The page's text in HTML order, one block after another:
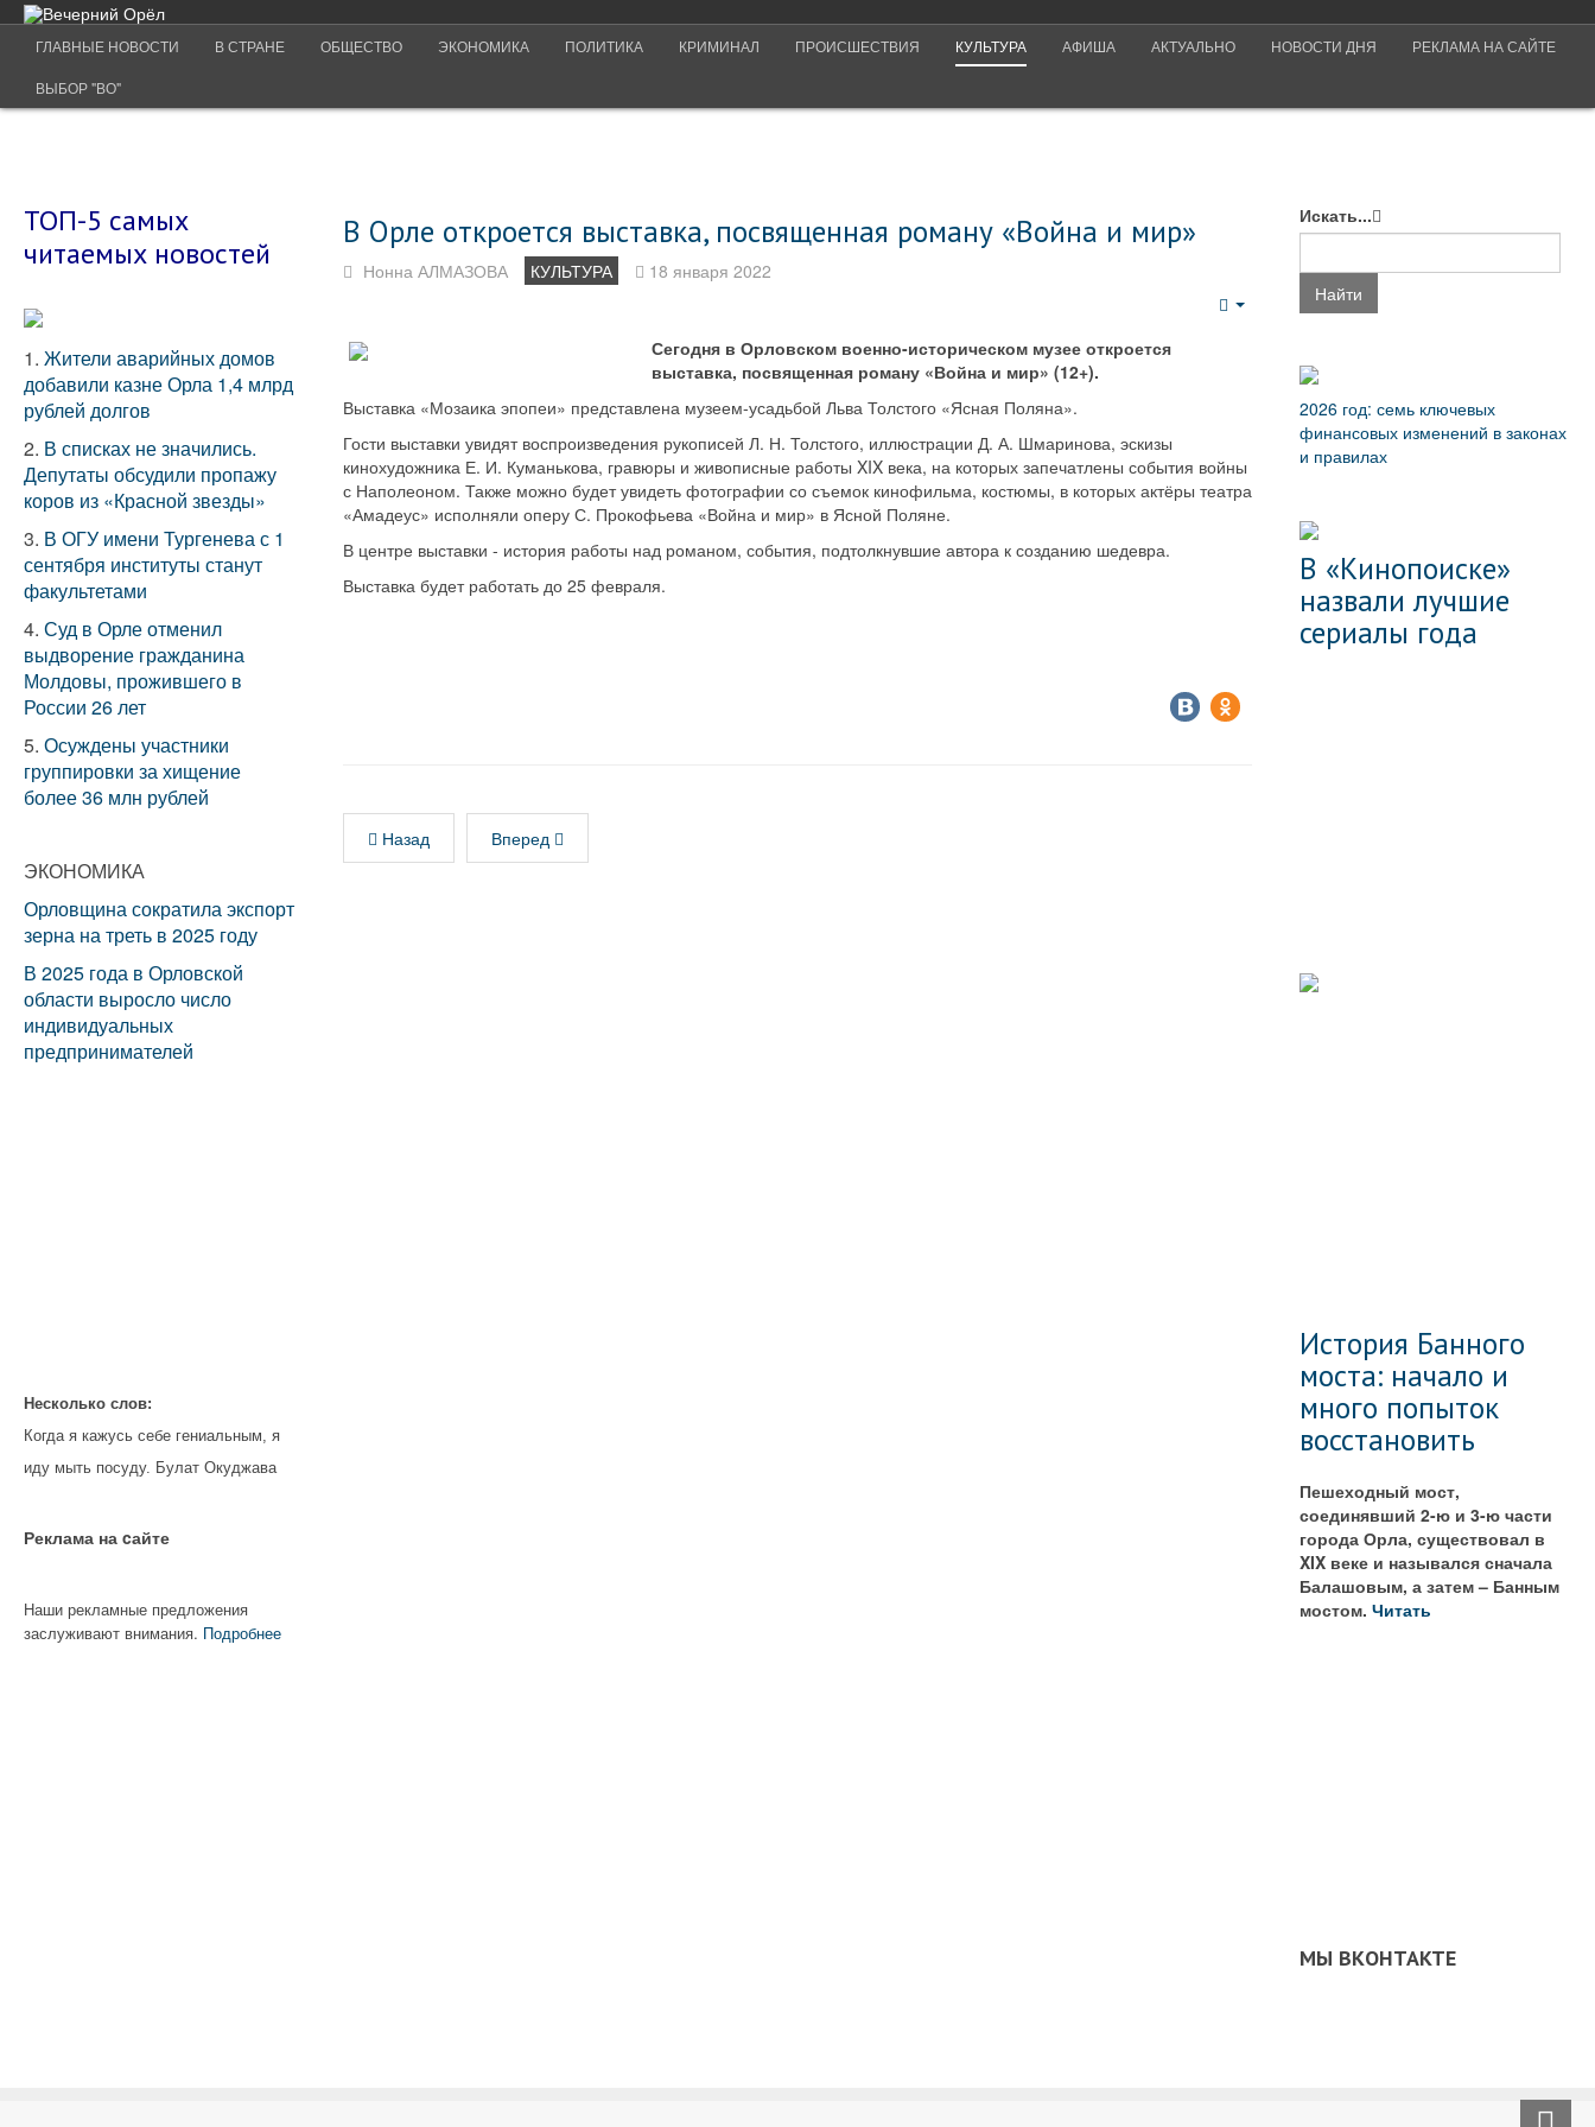
ГЛАВНЫЕ НОВОСТИ В СТРАНЕ ОБЩЕСТВО ЭКОНОМИКА ПОЛИТИКА КРИМИНАЛ ПРОИСШЕСТВИЯ КУЛЬТУРА АФИША АКТУАЛЬНО НОВОСТИ ДНЯ РЕКЛАМА НА САЙТЕ
ВЫБОР "ВО"
В Орле откроется выставка, посвященная роману «Война и мир»
Нонна АЛМАЗОВА КУЛЬТУРА 18 января 2022
Сегодня в Орловском военно-историческом музее откроется
выставка, посвященная роману «Война и мир» (12+).
Выставка «Мозаика эпопеи» представлена музеем-усадьбой Льва Толстого «Ясная Поляна».
Гости выставки увидят воспроизведения рукописей Л. Н. Толстого, иллюстрации Д. А. Шмаринова, эскизы
кинохудожника Е. И. Куманькова, гравюры и живописные работы XIX века, на которых запечатлены события войны
с Наполеоном. Также можно будет увидеть фотографии со съемок кинофильма, костюмы, в которых актёры театра
«Амадеус» исполняли оперу С. Прокофьева «Война и мир» в Ясной Поляне.
В центре выставки - история работы над романом, события, подтолкнувшие автора к созданию шедевра.
Выставка будет работать до 25 февраля.
Назад Вперед
ТОП-5 самых
читаемых новостей
1. Жители аварийных домов
добавили казне Орла 1,4 млрд
рублей долгов
2. В списках не значились.
Депутаты обсудили пропажу
коров из «Красной звезды»
3. В ОГУ имени Тургенева с 1
сентября институты станут
факультетами
4. Суд в Орле отменил
выдворение гражданина
Молдовы, прожившего в
России 26 лет
5. Осуждены участники
группировки за хищение
более 36 млн рублей
ЭКОНОМИКА
Орловщина сократила экспорт
зерна на треть в 2025 году
В 2025 года в Орловской
области выросло число
индивидуальных
предпринимателей
Несколько слов:
Когда я кажусь себе гениальным, я
иду мыть посуду. Булат Окуджава
Реклама на cайте
Наши рекламные предложения
заслуживают внимания. Подробнее
Искать...
Найти
2026 год: семь ключевых
финансовых изменений в законах
и правилах
В «Кинопоиске»
назвали лучшие
сериалы года
История Банного
моста: начало и
много попыток
восстановить
Пешеходный мост,
соединявший 2-ю и 3-ю части
города Орла, существовал в
XIX веке и назывался сначала
Балашовым, а затем – Банным
мостом.Читать
МЫ ВКОНТАКТЕ